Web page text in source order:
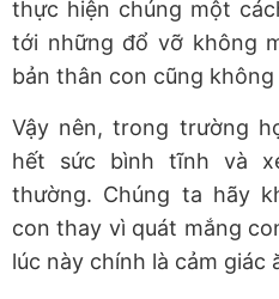
thực hiện chúng một
tới những đổ vỡ không
bản thân con cũng
Vậy nên, trong trường
hết sức bình tĩnh và
thường. Chúng ta hãy
con thay vì quát mắng
lúc này chính là cảm giác